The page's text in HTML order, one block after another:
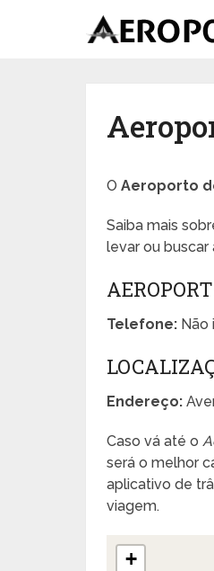
OAeroporto
Saiba mais
levar ou
Telefone: Não
Endereço:
Caso vá até o
será o melhor
aplicativo de
viagem.
+